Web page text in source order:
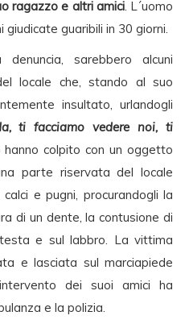
ragazzo e altri amici. L´uomo
guaribili in 30 giorni.
sarebbero alcuni
locale che, stando al suo
insultato, urlandogli
ti facciamo vedere noi, ti
hanno colpito con un oggetto
parte riservata del locale
e pugni, procurandogli la
di un dente, la contusione di
e sul labbro. La vittima
e lasciata sul marciapiede
dei suoi amici ha
e la polizia.